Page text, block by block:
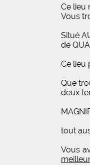
Ce lieu
Vous
Situé
de
Ce lieu
Que
deux
tout
Vous